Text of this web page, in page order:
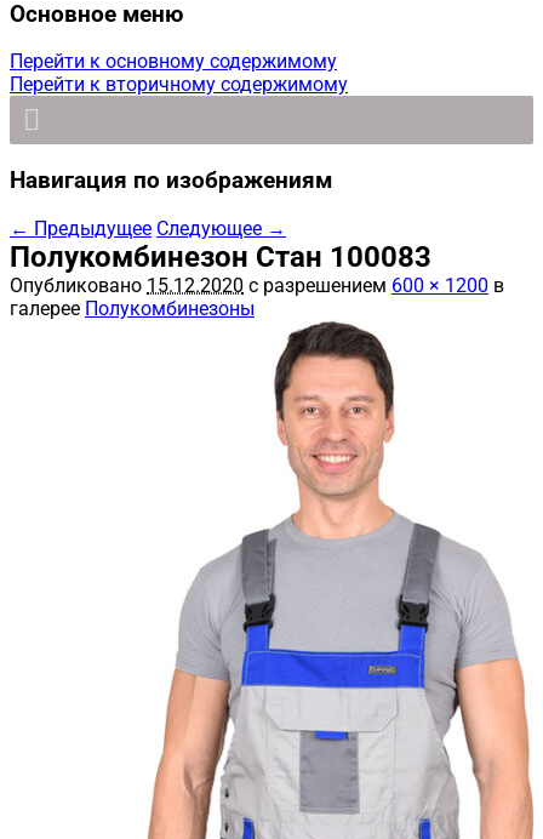
Основное меню
Перейти к основному содержимому
Перейти к вторичному содержимому
Навигация по изображениям
← Предыдущее Следующее →
Полукомбинезон Стан 100083
Опубликовано 15.12.2020 с разрешением 600 × 1200 в
галерее Полукомбинезоны